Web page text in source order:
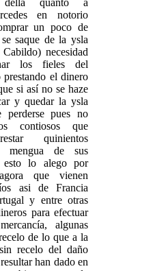
della quanto a
en notorio
un poco de
saque de la ysla
necesidad
los fieles del
prestando el dinero
si así no se haze
y quedar la ysla
perderse pues no
contiosos que
quinientos
mengua de sus
esto lo alego por
que vienen
asi de Francia
y entre otras
para efectuar
algunas
de lo que a la
recelo del daño
han dado en